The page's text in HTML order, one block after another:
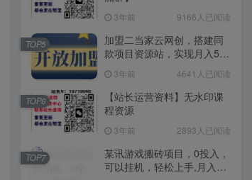
3年前 9166人已阅读
加盟二当家云网创，搭建同
款项目资源站，实现月入5万
3年前 4641人已阅读
TOP5
【站长运营资料】无水印课
程资源
3年前 2893人已阅读
TOP6
某讯游戏搬砖项目，0投入，
可以挂机，轻松上手,月入
TOP7